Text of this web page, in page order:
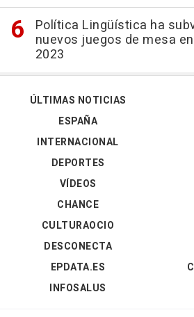
Política Lingüística ha
nuevos juegos de mesa
2023
ÚLTIMAS NOTICIAS
ESPAÑA
INTERNACIONAL
DEPORTES
VÍDEOS
CHANCE
CULTURAOCIO
DESCONECTA
EPDATA.ES
INFOSALUS